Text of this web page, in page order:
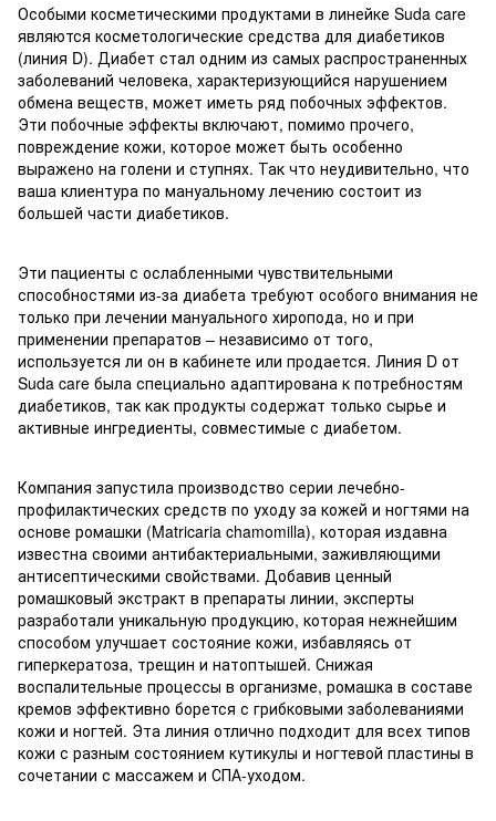
Особыми косметическими продуктами в линейке Suda care
являются косметологические средства для диабетиков
(линия D). Диабет стал одним из самых распространенных
заболеваний человека, характеризующийся нарушением
обмена веществ, может иметь ряд побочных эффектов.
Эти побочные эффекты включают, помимо прочего,
повреждение кожи, которое может быть особенно
выражено на голени и ступнях. Так что неудивительно, что
ваша клиентура по мануальному лечению состоит из
большей части диабетиков.
Эти пациенты с ослабленными чувствительными
способностями из-за диабета требуют особого внимания не
только при лечении мануального хиропода, но и при
применении препаратов – независимо от того,
используется ли он в кабинете или продается. Линия D от
Suda care была специально адаптирована к потребностям
диабетиков, так как продукты содержат только сырье и
активные ингредиенты, совместимые с диабетом.
Компания запустила производство серии лечебно-
профилактических средств по уходу за кожей и ногтями на
основе ромашки (Matricaria chamomilla), которая издавна
известна своими антибактериальными, заживляющими
антисептическими свойствами. Добавив ценный
ромашковый экстракт в препараты линии, эксперты
разработали уникальную продукцию, которая нежнейшим
способом улучшает состояние кожи, избавляясь от
гиперкератоза, трещин и натоптышей. Снижая
воспалительные процессы в организме, ромашка в составе
кремов эффективно борется с грибковыми заболеваниями
кожи и ногтей. Эта линия отлично подходит для всех типов
кожи с разным состоянием кутикулы и ногтевой пластины в
сочетании с массажем и СПА-уходом.